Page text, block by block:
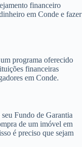
financeiro
em Conde e fazer
programa oferecido
financeiras
em Conde.
Fundo de Garantia
de um imóvel em
é preciso que sejam